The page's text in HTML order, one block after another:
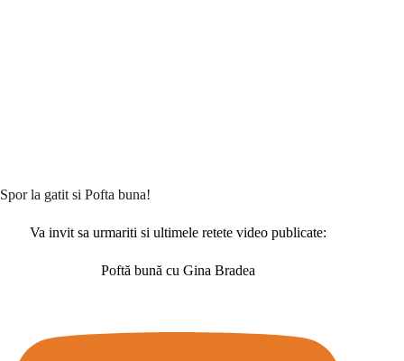
Spor la gatit si Pofta buna!
Va invit sa urmariti si ultimele retete video publicate:
Poftă bună cu Gina Bradea